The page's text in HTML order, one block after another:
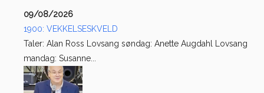
09/08/2026
1900: VEKKELSESKVELD
Taler: Alan Ross Lovsang søndag: Anette Augdahl Lovsang
mandag: Susanne...